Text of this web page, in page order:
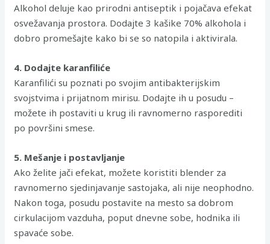
Alkohol deluje kao prirodni antiseptik i pojačava efekat
osvežavanja prostora. Dodajte 3 kašike 70% alkohola i
dobro promešajte kako bi se so natopila i aktivirala.
4. Dodajte karanfiliće
Karanfilići su poznati po svojim antibakterijskim
svojstvima i prijatnom mirisu. Dodajte ih u posudu –
možete ih postaviti u krug ili ravnomerno rasporediti
po površini smese.
5. Mešanje i postavljanje
Ako želite jači efekat, možete koristiti blender za
ravnomerno sjedinjavanje sastojaka, ali nije neophodno.
Nakon toga, posudu postavite na mesto sa dobrom
cirkulacijom vazduha, poput dnevne sobe, hodnika ili
spavaće sobe.